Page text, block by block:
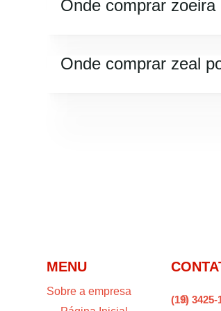
Onde comprar
Onde comprar zeal
MENU
Sobre a empresa

(19) 3425-